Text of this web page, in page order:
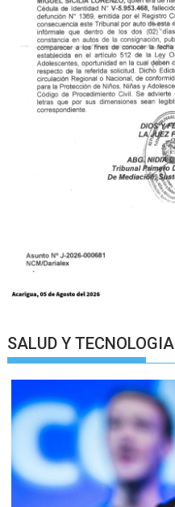
SALUD Y TECNOLOGIA